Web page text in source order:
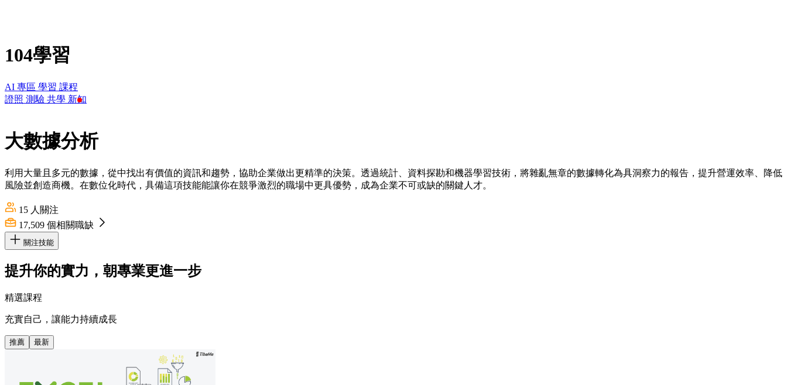
104學習
AI 專區 學習 課程
證照 測驗 共學 新知
大數據分析
利用大量且多元的數據，從中找出有價值的資訊和趨勢，協助企業做出更精準的決策。透過統計、資料探勘和機器學習技術，將雜亂無章的數據轉化為具洞察力的報告，提升營運效率、降低
風險並創造商機。在數位化時代，具備這項技能能讓你在競爭激烈的職場中更具優勢，成為企業不可或缺的關鍵人才。
15 人關注
17,509 個相關職缺
關注技能
提升你的實力，朝專業更進一步
精選課程
充實自己，讓能力持續成長
推薦 最新